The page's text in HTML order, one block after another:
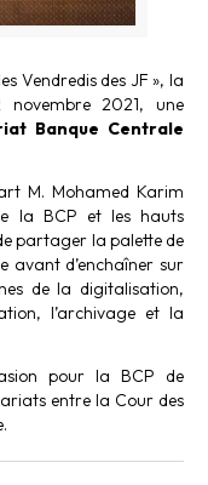
Vendredis des JF », la
2021, une
Banque Centrale
M. Mohamed Karim
la BCP et les hauts
partager la palette de
avant d’enchaîner sur
de la digitalisation,
l’archivage et la
pour la BCP de
entre la Cour des